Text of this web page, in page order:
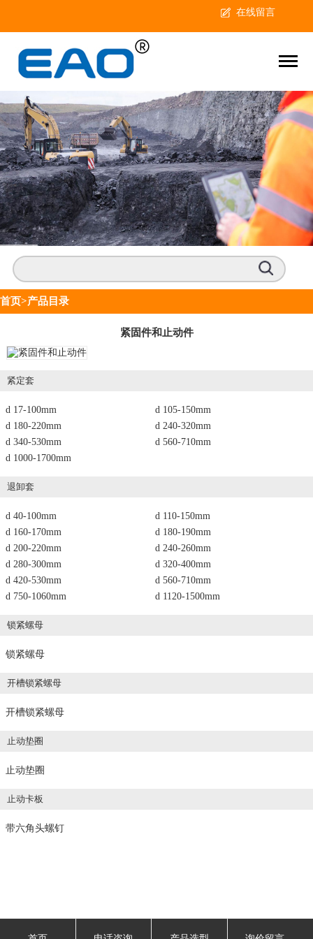
在线留言
首页>产品目录
紧固件和止动件
紧定套
d 17-100mm
d 105-150mm
d 180-220mm
d 240-320mm
d 340-530mm
d 560-710mm
d 1000-1700mm
退卸套
d 40-100mm
d 110-150mm
d 160-170mm
d 180-190mm
d 200-220mm
d 240-260mm
d 280-300mm
d 320-400mm
d 420-530mm
d 560-710mm
d 750-1060mm
d 1120-1500mm
锁紧螺母
锁紧螺母
开槽锁紧螺母
开槽锁紧螺母
止动垫圈
止动垫圈
止动卡板
带六角头螺钉